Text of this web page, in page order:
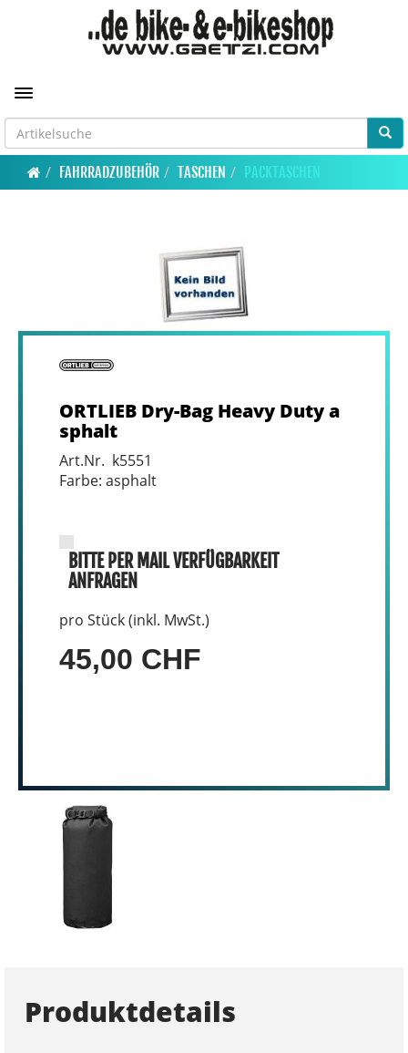
Toggle navigation
FAHRRADZUBEHÖR TASCHEN PACKTASCHEN
ORTLIEB Dry-Bag Heavy Duty a
sphalt
Art.Nr. k5551
Farbe: asphalt
BITTE PER MAIL VERFÜGBARKEIT
ANFRAGEN
pro Stück (inkl. MwSt.)
45,00 CHF
Produktdetails